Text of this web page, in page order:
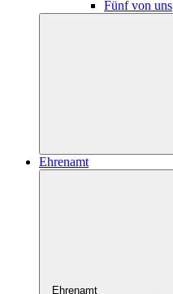
Fünf von uns
Ehrenamt
Ehrenamt